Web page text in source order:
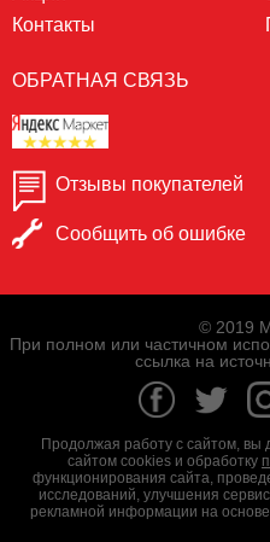
Контакты
ОБРАТНАЯ СВЯЗЬ
Отзывы покупателей
Сообщить об ошибке
© 2019
При полном или частичном
ссылка на
Продолжая работу с сайтом, вы
сайтом cookies и обработку
функционирования сайта,
исследований, улучшения
рекламной информации на